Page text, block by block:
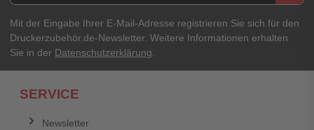
Mit der Eingabe Ihrer E-Mail-Adresse registrieren Sie sich für den
Druckerzubehör.de-Newsletter. Weitere Informationen erhalten
Sie in der Datenschutzerklärung.
SERVICE
Newsletter